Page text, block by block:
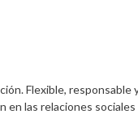
Flexible, responsable
en las relaciones sociales